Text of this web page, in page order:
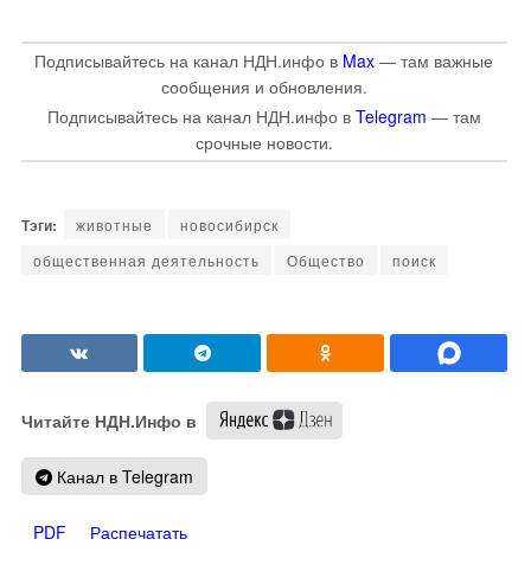
Подписывайтесь на канал НДН.инфо в Max — там важные
сообщения и обновления.
Подписывайтесь на канал НДН.инфо в Telegram — там
срочные новости.
животные
новосибирск
общественная деятельность
Общество поиск
Читайте НДН.Инфо в
Канал в Telegram
PDF Распечатать